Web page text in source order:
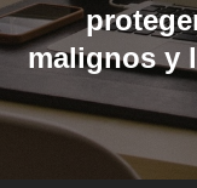
malignos y